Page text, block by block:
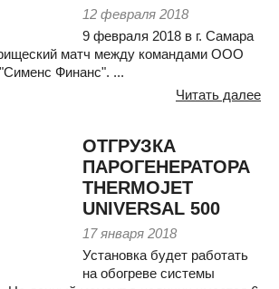
12 февраля 2018
9 февраля 2018 в г. Самара
матч между командами ООО
Финанс". ...
Читать далее
ОТГРУЗКА
ПАРОГЕНЕРАТОРА
THERMOJET
UNIVERSAL 500
17 января 2018
Установка будет работать
на обогреве системы